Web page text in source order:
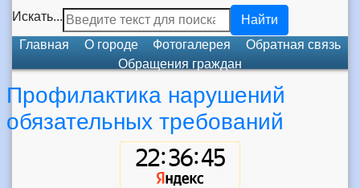
Искать...
Найти
Главная
О городе Фотогалерея
Обратная связь
Обращения граждан
Профилактика нарушений
обязательных требований